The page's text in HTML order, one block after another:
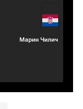
Марин Чилич